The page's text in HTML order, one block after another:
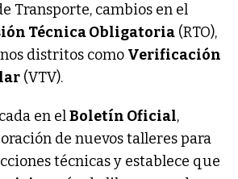
Transporte, cambios en el
Técnica Obligatoria (RTO),
distritos como Verificación
(VTV).
en elBoletín Oficial,
de nuevos talleres para
técnicas y establece que